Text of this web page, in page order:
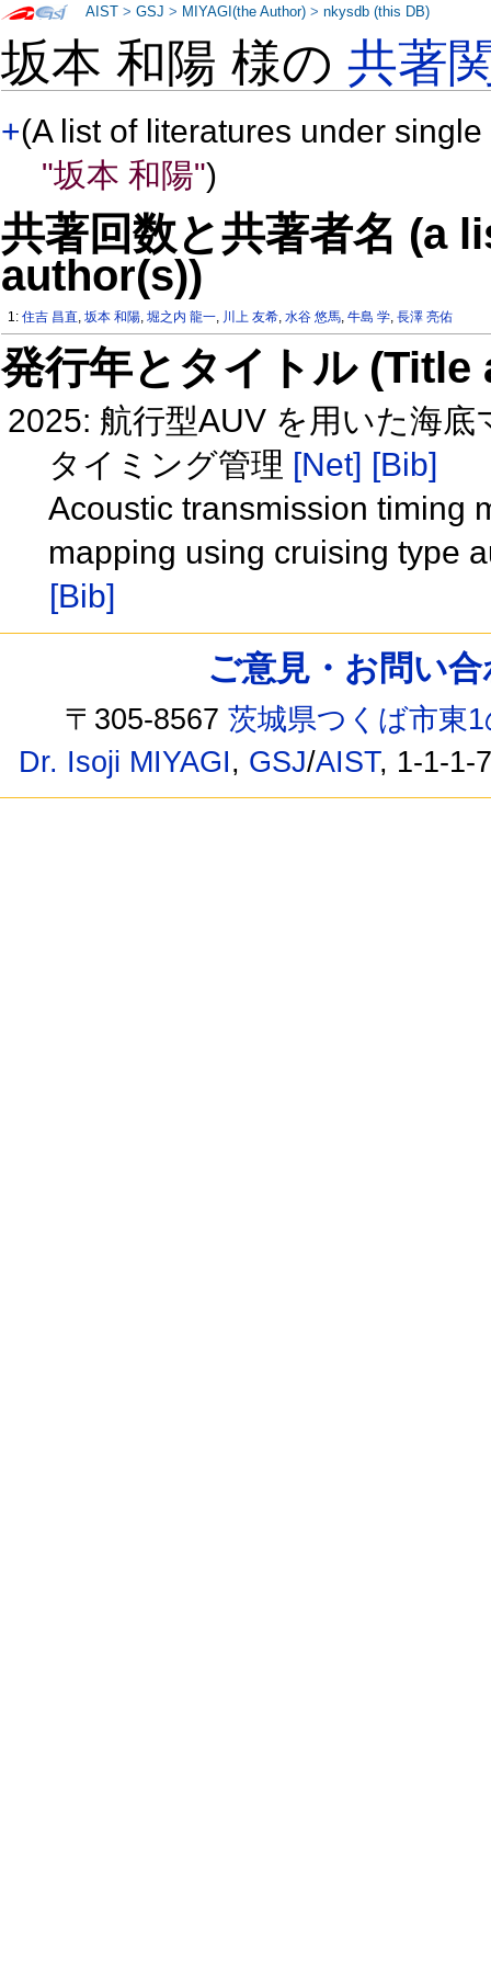
坂本 和陽 様の共著
+(A list of literatures under
"坂本 和陽")
共著回数と共著者名 (a
author(s))
1:住吉 昌直,坂本 和陽,堀之内 龍一, 川上 友希,水谷 悠馬,牛島 学,長澤 亮佑
発行年とタイトル
2025: 航行型AUV を用いた海
タイミング管理 [Net] [Bib]
Acoustic transmission timing
mapping using cruising type
[Bib]
AIST >GSJ > MIYAGI(the Author) >nkysdb (this DB)
ご意見・お問い
〒305-8567茨城県つくば市東
Dr. Isoji MIYAGI, GSJ/AIST, 1-1-1-